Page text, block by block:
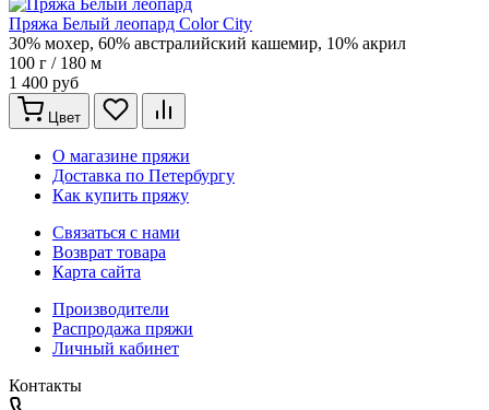
Пряжа Белый леопард Color City
30% мохер, 60% австралийский кашемир, 10% акрил
100 г / 180 м
1 400 руб
Цвет
О магазине пряжи
Доставка по Петербургу
Как купить пряжу
Связаться с нами
Возврат товара
Карта сайта
Производители
Распродажа пряжи
Личный кабинет
Контакты